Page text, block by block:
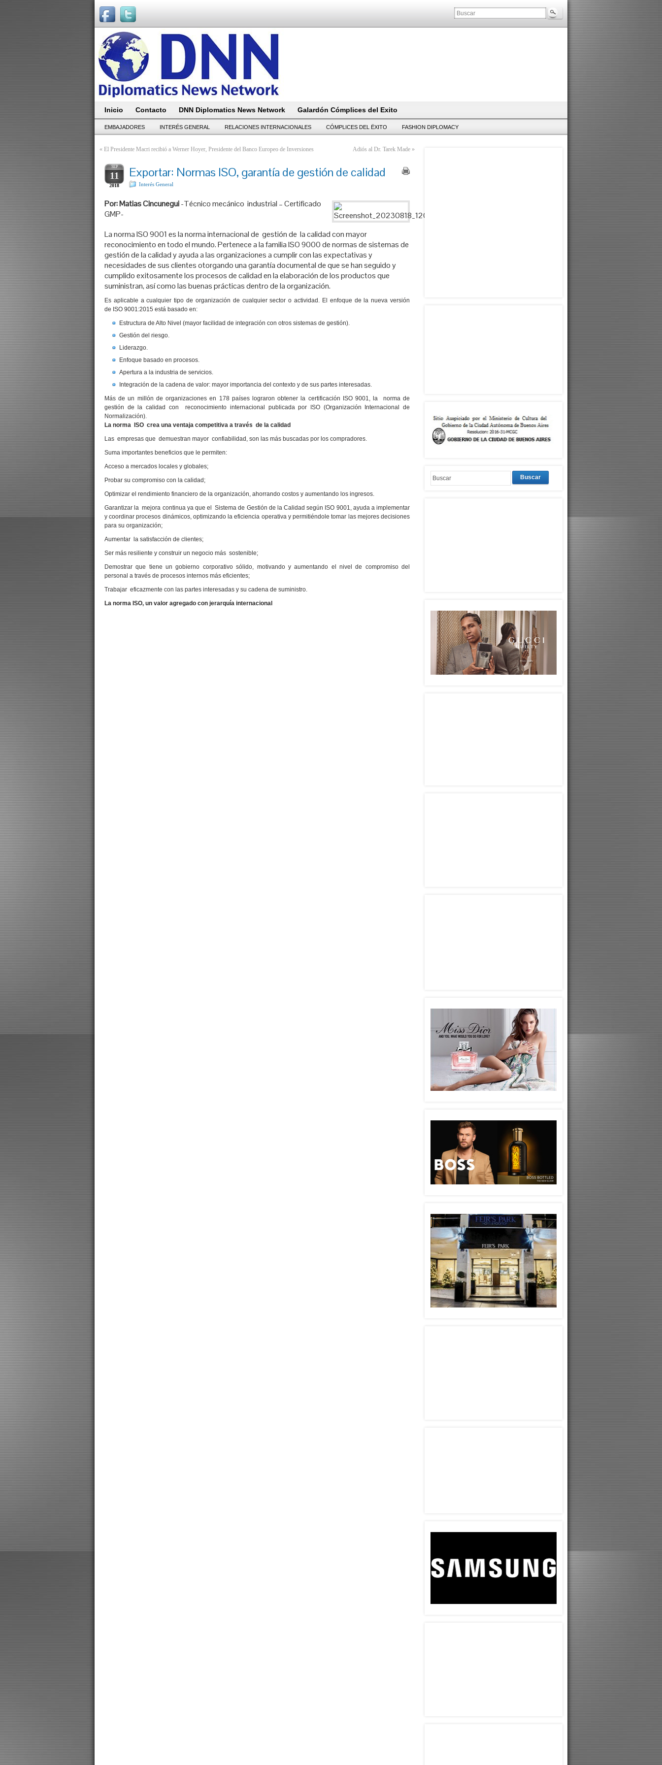
Inicio Contacto DNN Diplomatics News Network Galardón Cómplices del Exito
EMBAJADORES INTERÉS GENERAL RELACIONES INTERNACIONALES CÓMPLICES DEL ËXITO FASHION DIPLOMACY
« El Presidente Macri recibió a Werner Hoyer, Presidente del Banco Europeo de Inversiones Adiós al Dr. Tarek Made »
SEP
11
2018
Exportar: Normas ISO, garantía de gestión de calidad
Interés General
Por: Matias Cincunegui-Técnico mecánico industrial – Certificado
GMP-
La norma ISO 9001 es la norma internacional de gestión de la calidad con mayor
reconocimiento en todo el mundo. Pertenece a la familia ISO 9000 de normas de sistemas de
gestión de la calidad y ayuda a las organizaciones a cumplir con las expectativas y
necesidades de sus clientes otorgando una garantía documental de que se han seguido y
cumplido exitosamente los procesos de calidad en la elaboración de los productos que
suministran, así como las buenas prácticas dentro de la organización.
Es aplicable a cualquier tipo de organización de cualquier sector o actividad. El enfoque de la nueva versión
de ISO 9001:2015 está basado en:
Estructura de Alto Nivel (mayor facilidad de integración con otros sistemas de gestión).
Gestión del riesgo.
Liderazgo.
Enfoque basado en procesos.
Apertura a la industria de servicios.
Integración de la cadena de valor: mayor importancia del contexto y de sus partes interesadas.
Más de un millón de organizaciones en 178 países lograron obtener la certificación ISO 9001, la norma de
gestión de la calidad con reconocimiento internacional publicada por ISO (Organización Internacional de
Normalización).
La norma ISO crea una ventaja competitiva a través de la calidad
Las empresas que demuestran mayor confiabilidad, son las más buscadas por los compradores.
Suma importantes beneficios que le permiten:
Acceso a mercados locales y globales;
Probar su compromiso con la calidad;
Optimizar el rendimiento financiero de la organización, ahorrando costos y aumentando los ingresos.
Garantizar la mejora continua ya que el Sistema de Gestión de la Calidad según ISO 9001, ayuda a implementar
y coordinar procesos dinámicos, optimizando la eficiencia operativa y permitiéndole tomar las mejores decisiones
para su organización;
Aumentar la satisfacción de clientes;
Ser más resiliente y construir un negocio más sostenible;
Demostrar que tiene un gobierno corporativo sólido, motivando y aumentando el nivel de compromiso del
personal a través de procesos internos más eficientes;
Trabajar eficazmente con las partes interesadas y su cadena de suministro.
La norma ISO, un valor agregado con jerarquía internacional
Buscar